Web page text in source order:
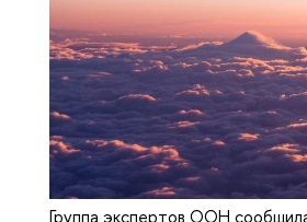
Группа экспертов ООН